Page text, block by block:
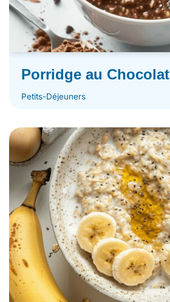
Porridge au Chocolat
Petits-Déjeuners